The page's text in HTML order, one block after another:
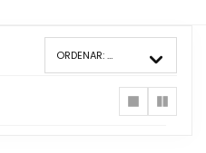
ORDENAR:
MÁS VENDIDOS